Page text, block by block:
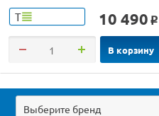
Т 10 490 o
В корзину
Выберите бренд